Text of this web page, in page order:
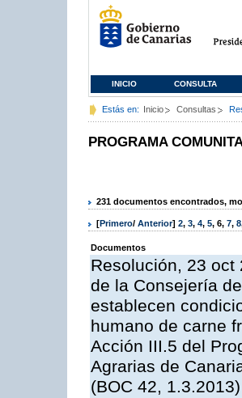
INICIO CONSULTA
Estás en: Inicio Consultas
PROGRAMA
231 documentos encontrados,
[Primero/ Anterior] 2, 3, 4, 5, 6, 7, 8
Documentos
Resolución, 23 oct
de la Consejería
establecen
humano de carne
Acción III.5 del
Agrarias de
(BOC 42, 1.3.2013)